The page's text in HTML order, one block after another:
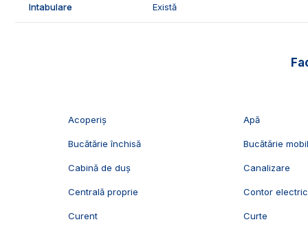
🤝Recomandam aceasta proprietate unei familii care
📞Pentru mai multe detalii sau pentru programarea
ID Exclusiv - 2440267
Intabulare Există
Acoperiș Apă
Bucătărie închisă Bucătărie
Cabină de duș Canalizare
Centrală proprie Contor electric
Curent Curte